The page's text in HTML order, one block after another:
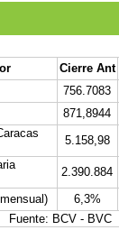
Cierre Ant
756.7083
871,8944
5.158,98
2.390.884
6,3%
Fuente: BCV - BVC